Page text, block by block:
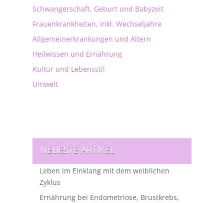
Schwangerschaft, Geburt und Babyzeit
Frauenkrankheiten, inkl. Wechseljahre
Allgemeinerkrankungen und Altern
Heilwissen und Ernährung
Kultur und Lebensstil
Umwelt
NEUESTE ARTIKEL
Leben im Einklang mit dem weiblichen
Zyklus
Ernährung bei Endometriose, Brustkrebs,